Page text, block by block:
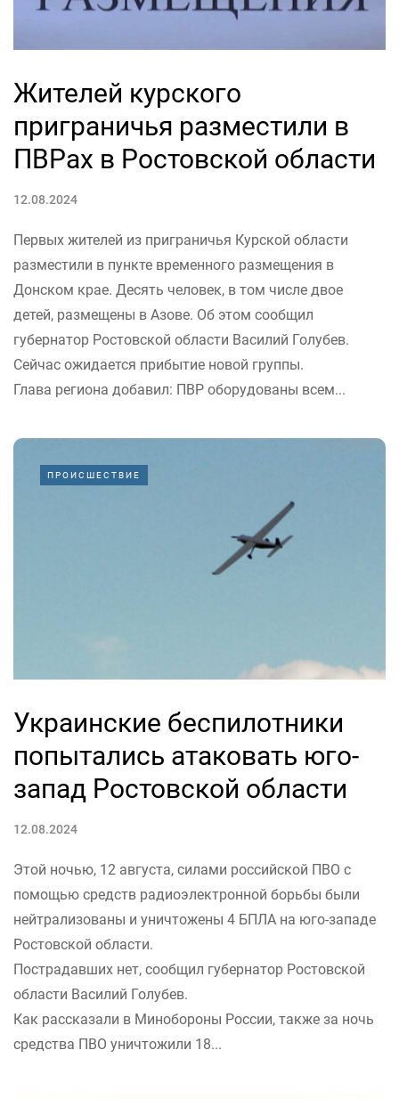
Жителей курского
приграничья разместили в
ПВРах в Ростовской области
12.08.2024
Первых жителей из приграничья Курской области
разместили в пункте временного размещения в
Донском крае. Десять человек, в том числе двое
детей, размещены в Азове. Об этом сообщил
губернатор Ростовской области Василий Голубев.
Сейчас ожидается прибытие новой группы.
Глава региона добавил: ПВР оборудованы всем...
ПРОИСШЕСТВИЕ
Украинские беспилотники
попытались атаковать юго-
запад Ростовской области
12.08.2024
Этой ночью, 12 августа, силами российской ПВО с
помощью средств радиоэлектронной борьбы были
нейтрализованы и уничтожены 4 БПЛА на юго-западе
Ростовской области.
Пострадавших нет, сообщил губернатор Ростовской
области Василий Голубев.
Как рассказали в Минобороны России, также за ночь
средства ПВО уничтожили 18...